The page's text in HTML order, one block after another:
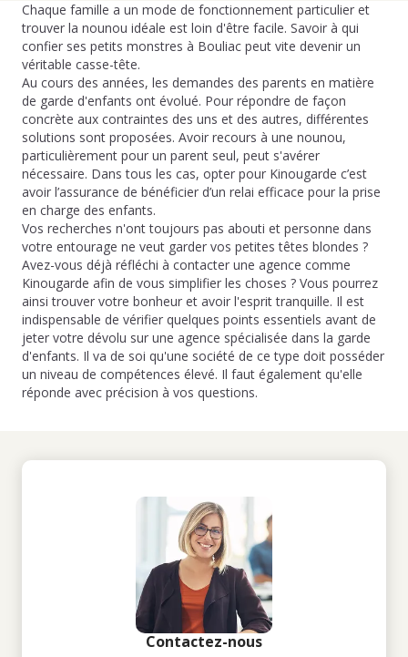
Chaque famille a un mode de fonctionnement particulier et
trouver la nounou idéale est loin d'être facile. Savoir à qui
confier ses petits monstres à Bouliac peut vite devenir un
véritable casse-tête.
Au cours des années, les demandes des parents en matière
de garde d'enfants ont évolué. Pour répondre de façon
concrète aux contraintes des uns et des autres, différentes
solutions sont proposées. Avoir recours à une nounou,
particulièrement pour un parent seul, peut s'avérer
nécessaire. Dans tous les cas, opter pour Kinougarde c’est
avoir l’assurance de bénéficier d’un relai efficace pour la prise
en charge des enfants.
Vos recherches n'ont toujours pas abouti et personne dans
votre entourage ne veut garder vos petites têtes blondes ?
Avez-vous déjà réfléchi à contacter une agence comme
Kinougarde afin de vous simplifier les choses ? Vous pourrez
ainsi trouver votre bonheur et avoir l'esprit tranquille. Il est
indispensable de vérifier quelques points essentiels avant de
jeter votre dévolu sur une agence spécialisée dans la garde
d'enfants. Il va de soi qu'une société de ce type doit posséder
un niveau de compétences élevé. Il faut également qu'elle
réponde avec précision à vos questions.
Contactez-nous